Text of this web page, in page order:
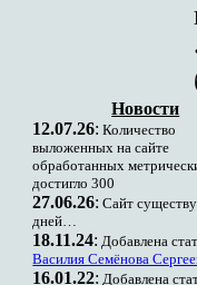
Новости
12.07.26: Количество
выложенных на сайте
обработанных
достигло 300
27.06.26: Сайт
дней…
18.11.24: Добавлена
Василия Семёнова
16.01.22: Добавлена